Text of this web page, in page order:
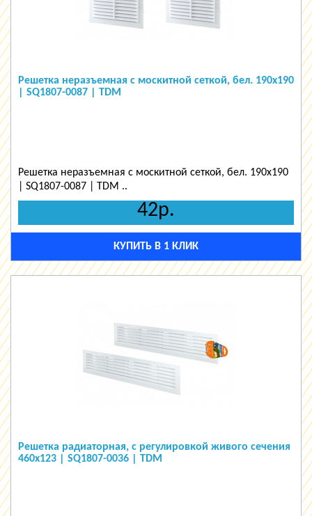
Решетка неразъемная с москитной сеткой, бел. 190х190
| SQ1807-0087 | TDM
Решетка неразъемная с москитной сеткой, бел. 190х190
| SQ1807-0087 | TDM ..
42р.
КУПИТЬ В 1 КЛИК
Решетка радиаторная, с регулировкой живого сечения
460х123 | SQ1807-0036 | TDM